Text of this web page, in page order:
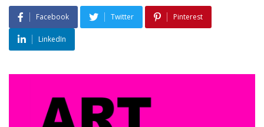
Facebook Twitter Pinterest
LinkedIn